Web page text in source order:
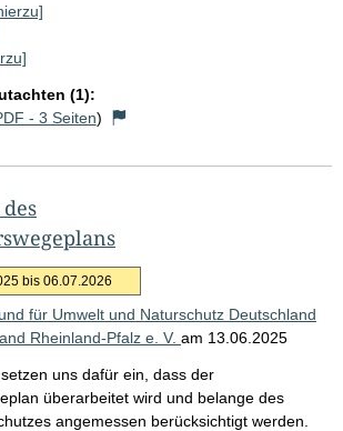
(1):
- 3 Seiten)
bis 06.07.2026
für Umwelt und Naturschutz Deutschland
Rheinland-Pfalz e. V. am 13.06.2025
uns dafür ein, dass der
überarbeitet wird und belange des
angemessen berücksichtigt werden.